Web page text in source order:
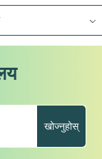
खोज्नुहोस्